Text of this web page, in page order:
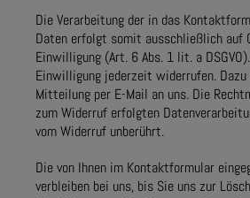
Die Verarbeitung der in das
Daten erfolgt somit ausschließlich auf
Einwilligung (Art. 6 Abs. 1 lit. a
Einwilligung jederzeit widerrufen.
Mitteilung per E-Mail an uns. Die
zum Widerruf erfolgten
vom Widerruf unberührt.
Die von Ihnen im Kontaktformular
verbleiben bei uns, bis Sie uns zur